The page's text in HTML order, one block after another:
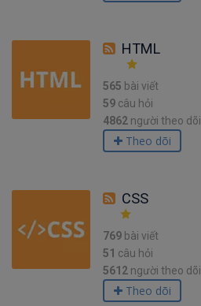
HTML
565 bài viết
59 câu hỏi
4862 người theo dõi
Theo dõi
CSS
769 bài viết
51 câu hỏi
5612 người theo dõi
Theo dõi